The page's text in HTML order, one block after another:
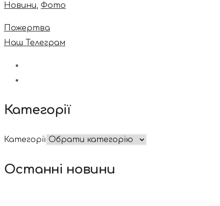
Новини, Фото
Пожертва
Наш Телеграм
Категорії
Категорії
Останні новини